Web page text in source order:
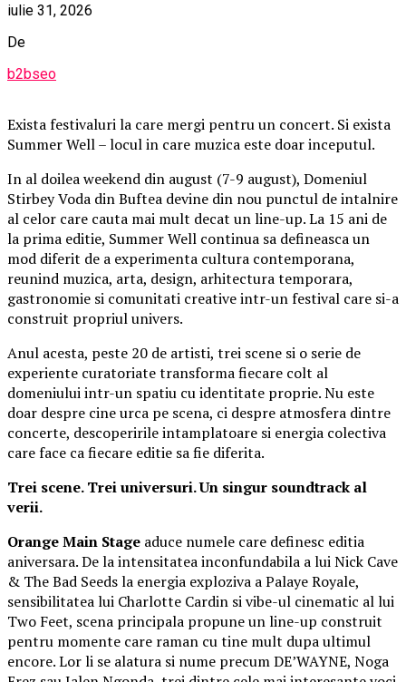
iulie 31, 2026
De
b2bseo
Exista festivaluri la care mergi pentru un concert. Si exista
Summer Well – locul in care muzica este doar inceputul.
In al doilea weekend din august (7-9 august), Domeniul
Stirbey Voda din Buftea devine din nou punctul de intalnire
al celor care cauta mai mult decat un line-up. La 15 ani de
la prima editie, Summer Well continua sa defineasca un
mod diferit de a experimenta cultura contemporana,
reunind muzica, arta, design, arhitectura temporara,
gastronomie si comunitati creative intr-un festival care si-a
construit propriul univers.
Anul acesta, peste 20 de artisti, trei scene si o serie de
experiente curatoriate transforma fiecare colt al
domeniului intr-un spatiu cu identitate proprie. Nu este
doar despre cine urca pe scena, ci despre atmosfera dintre
concerte, descoperirile intamplatoare si energia colectiva
care face ca fiecare editie sa fie diferita.
Trei scene. Trei universuri. Un singur soundtrack al
verii.
Orange Main Stage aduce numele care definesc editia
aniversara. De la intensitatea inconfundabila a lui Nick Cave
& The Bad Seeds la energia exploziva a Palaye Royale,
sensibilitatea lui Charlotte Cardin si vibe-ul cinematic al lui
Two Feet, scena principala propune un line-up construit
pentru momente care raman cu tine mult dupa ultimul
encore. Lor li se alatura si nume precum DE’WAYNE, Noga